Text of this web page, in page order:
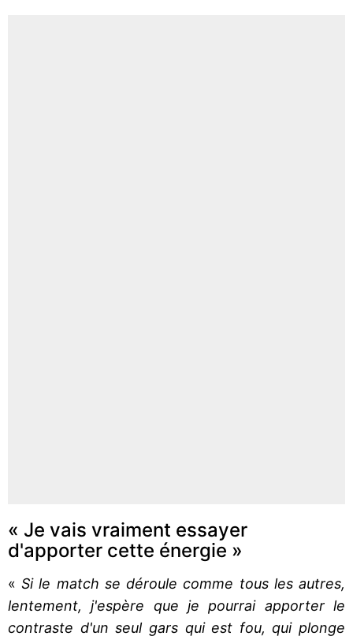
« Je vais vraiment essayer
d'apporter cette énergie »
«Si le match se déroule comme tous les autres,
lentement, j'espère que je pourrai apporter le
contraste d'un seul gars qui est fou, qui plonge